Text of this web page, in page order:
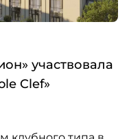
участвовала
Clef»